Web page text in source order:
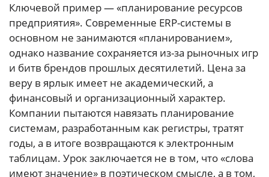
Ключевой пример — «планирование ресурсов
предприятия». Современные ERP-системы в
основном не занимаются «планированием»,
однако название сохраняется из-за рыночных игр
и битв брендов прошлых десятилетий. Цена за
веру в ярлык имеет не академический, а
финансовый и организационный характер.
Компании пытаются навязать планирование
системам, разработанным как регистры, тратят
годы, а в итоге возвращаются к электронным
таблицам. Урок заключается не в том, что «слова
имеют значение» в поэтическом смысле, а в том,